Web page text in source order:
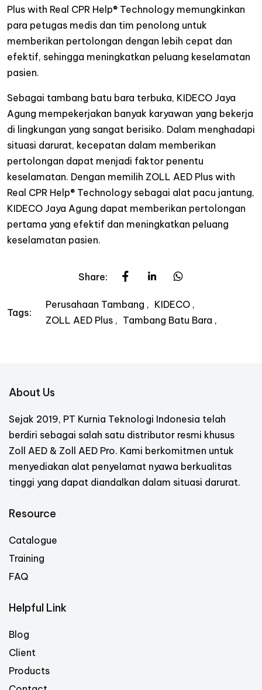
Plus with Real CPR Help® Technology memungkinkan
para petugas medis dan tim penolong untuk
memberikan pertolongan dengan lebih cepat dan
efektif, sehingga meningkatkan peluang keselamatan
pasien.
Sebagai tambang batu bara terbuka, KIDECO Jaya
Agung mempekerjakan banyak karyawan yang bekerja
di lingkungan yang sangat berisiko. Dalam menghadapi
situasi darurat, kecepatan dalam memberikan
pertolongan dapat menjadi faktor penentu
keselamatan. Dengan memilih ZOLL AED Plus with
Real CPR Help® Technology sebagai alat pacu jantung,
KIDECO Jaya Agung dapat memberikan pertolongan
pertama yang efektif dan meningkatkan peluang
keselamatan pasien.
Share:
Tags:
Perusahaan Tambang
KIDECO
ZOLL AED Plus
Tambang Batu Bara
About Us
Sejak 2019, PT Kurnia Teknologi Indonesia telah
berdiri sebagai salah satu distributor resmi khusus
Zoll AED & Zoll AED Pro. Kami berkomitmen untuk
menyediakan alat penyelamat nyawa berkualitas
tinggi yang dapat diandalkan dalam situasi darurat.
Resource
Catalogue
Training
FAQ
Helpful Link
Blog
Client
Products